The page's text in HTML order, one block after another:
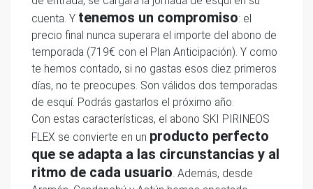
cuenta. Y tenemos un compromiso: el
precio final nunca superara el importe del abono de
temporada (719€ con el Plan Anticipación). Y como
te hemos contado, si no gastas esos diez primeros
días, no te preocupes. Son válidos dos temporadas
de esquí. Podrás gastarlos el próximo año.
Con estas características, el abono SKI PIRINEOS
FLEX se convierte en un producto perfecto
que se adapta a las circunstancias y al
ritmo de cada usuario. Además, desde